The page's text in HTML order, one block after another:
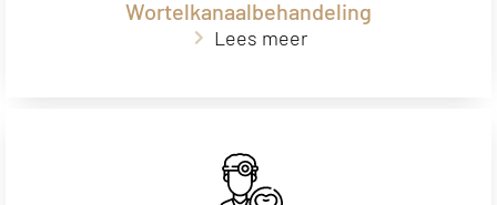
Wortelkanaalbehandeling
Lees meer